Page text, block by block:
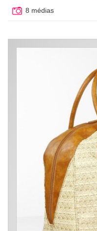
8 médias